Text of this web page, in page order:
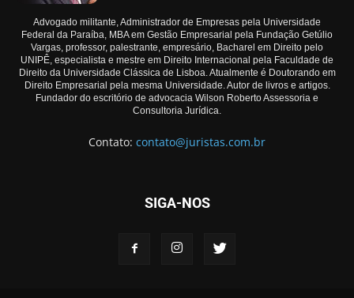
Advogado militante, Administrador de Empresas pela Universidade
Federal da Paraíba, MBA em Gestão Empresarial pela Fundação Getúlio
Vargas, professor, palestrante, empresário, Bacharel em Direito pelo
UNIPÊ, especialista e mestre em Direito Internacional pela Faculdade de
Direito da Universidade Clássica de Lisboa. Atualmente é Doutorando em
Direito Empresarial pela mesma Universidade. Autor de livros e artigos.
Fundador do escritório de advocacia Wilson Roberto Assessoria e
Consultoria Jurídica.
Contato: contato@juristas.com.br
SIGA-NOS